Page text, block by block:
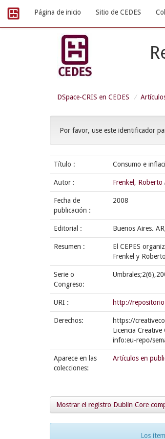
navigation
Página de inicio Sitio de CEDES
DSpace-CRIS en CEDES
Por favor, use este identificador
Título : Consumo e
Autor : Frenkel, Roberto
Fecha de
publicación :
2008
Editorial : Buenos Aires.
Resumen :
El CEPES
Frenkel y
Serie o
Congreso:
URI : http://
Derechos:
https://
Licencia
info:eu-repo/
Aparece en las
colecciones:
Artículos en
Mostrar el registro Dublin Core
Los